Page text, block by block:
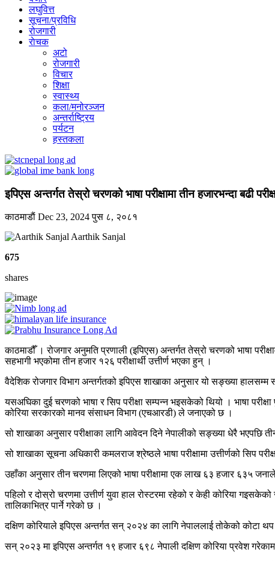
लघुवित्त
सूचना/प्रविधि
रोजगारी
राेचक
अटो
रोजगारी
विचार
शिक्षा
स्वास्थ्य
कला/मनोरञ्जन
अन्तर्राष्ट्रिय
पर्यटन
हस्तकला
इपिएस अन्तर्गत तेस्रो चरणको भाषा परीक्षामा तीन हजारभन्दा बढी
काठमाडाैं Dec 23, 2024पुस ८, २०८१
Aarthik Sanjal
675
shares
काठमाडौँ । रोजगार अनुमति प्रणाली (इपिएस) अन्तर्गत तेस्रो चरणको भाषा
सहभागी भएकोमा तीन हजार १२६ परीक्षार्थी उत्तीर्ण भएका हुन् ।
वैदेशिक रोजगार विभाग अन्तर्गतको इपिएस शाखाका अनुसार यो सङ्ख्या
यसअघिका दुई चरणको भाषा र सिप परीक्षा सम्पन्न भइसकेको थियो । भाषा
कोरिया सरकारको मानव संसाधन विभाग (एचआरडी) ले जनाएको छ ।
सो शाखाका अनुसार परीक्षाका लागि आवेदन दिने नेपालीको सङ्ख्या धेरै भएपछि
सो शाखाका सूचना अधिकारी कमलराज श्रेष्ठले भाषा परीक्षामा उत्तीर्णको सिप
उहाँका अनुसार तीन चरणमा लिएको भाषा परीक्षामा एक लाख ६३ हजार ६३५
पहिलो र दोस्रो चरणमा उत्तीर्ण युवा हाल रोस्टरमा रहेको र केही कोरिया
तालिकाभित्र पार्ने गरेको छ ।
दक्षिण कोरियाले इपिएस अन्तर्गत सन् २०२४ का लागि नेपाललाई तोकेको कोटा
सन् २०२३ मा इपिएस अन्तर्गत १९ हजार ६९८ नेपाली दक्षिण कोरिया प्रवेश